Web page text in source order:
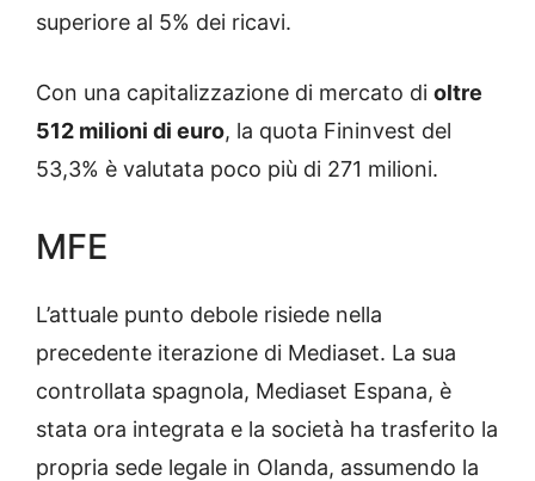
superiore al 5% dei ricavi.
Con una capitalizzazione di mercato di oltre
512 milioni di euro, la quota Fininvest del
53,3% è valutata poco più di 271 milioni.
MFE
L’attuale punto debole risiede nella
precedente iterazione di Mediaset. La sua
controllata spagnola, Mediaset Espana, è
stata ora integrata e la società ha trasferito la
propria sede legale in Olanda, assumendo la